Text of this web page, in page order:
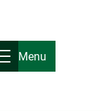
Menu